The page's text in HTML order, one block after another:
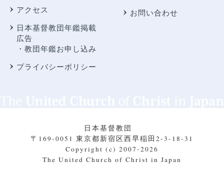
アクセス
日本基督教団年鑑掲載
広告
・教団年鑑お申し込み
プライバシーポリシー
お問い合わせ
日本基督教団
〒169-0051 東京都新宿区西早稲田2-3-18-31
Copyright (c) 2007-2026
The United Church of Christ in Japan